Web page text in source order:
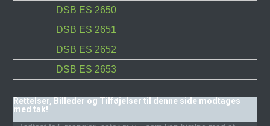
DSB ES 2650
DSB ES 2651
DSB ES 2652
DSB ES 2653
Rettelser, Billeder og Tilføjelser til denne side modtages
med tak!